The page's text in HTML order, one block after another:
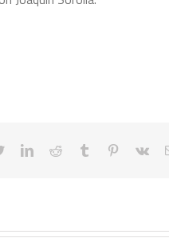
twitterlinkedinreddit tumblr pinterest
vk